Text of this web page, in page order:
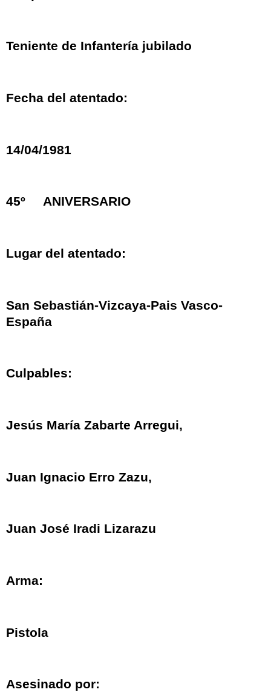
Teniente de Infantería jubilado
Fecha del atentado:
14/04/1981
45º ANIVERSARIO
Lugar del atentado:
San Sebastián-Vizcaya-Pais Vasco-
España
Culpables:
Jesús María Zabarte Arregui,
Juan Ignacio Erro Zazu,
Juan José Iradi Lizarazu
Arma:
Pistola
Asesinado por: